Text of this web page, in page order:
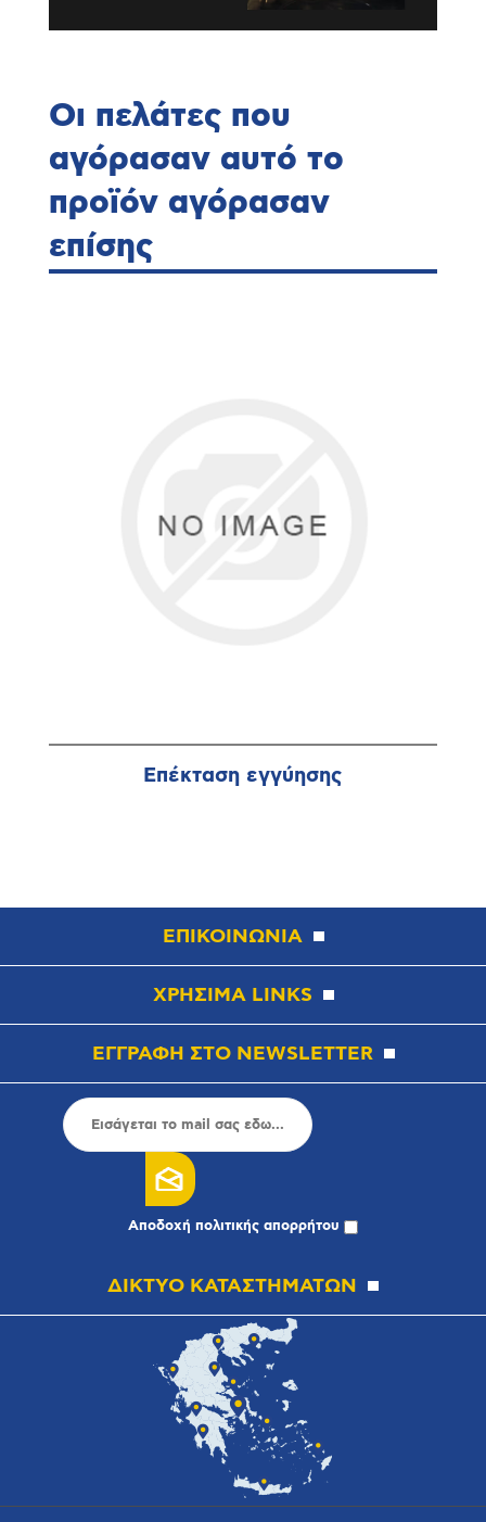
Οι πελάτες που
αγόρασαν αυτό το
προϊόν αγόρασαν
επίσης
Επέκταση εγγύησης
ΕΠΙΚΟΙΝΩΝΙΑ
ΧΡΗΣΙΜΑ LINKS
ΕΓΓΡΑΦΗ ΣΤΟ NEWSLETTER
Αποδοχή πολιτικής απορρήτου
ΔΙΚΤΥΟ ΚΑΤΑΣΤΗΜΑΤΩΝ